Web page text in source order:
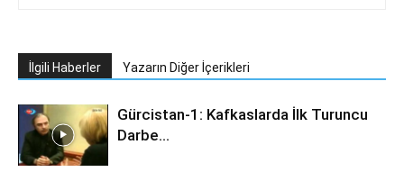
İlgili Haberler Yazarın Diğer İçerikleri
Gürcistan-1: Kafkaslarda İlk Turuncu
Darbe…